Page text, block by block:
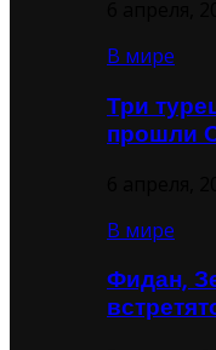
В мире
Три
прошли
В мире
Фидан,